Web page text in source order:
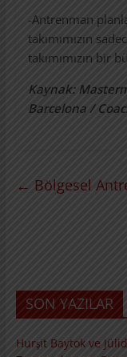
-Antrenman
takımımızın
takımımızın bir
Kaynak:
Barcelona /
← Bölgesel
SON YAZILAR
Hurşit Baytok ve